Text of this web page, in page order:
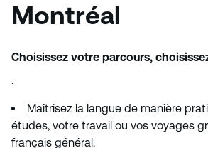
Montréal
Choisissez votre parcours,
.
Maîtrisez la langue de manière
études, votre travail ou vos voyages
français général.